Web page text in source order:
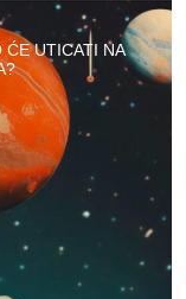
ĆE UTICATI NA